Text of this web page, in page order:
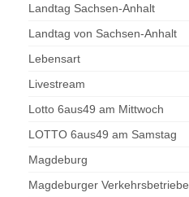
Landtag Sachsen-Anhalt
Landtag von Sachsen-Anhalt
Lebensart
Livestream
Lotto 6aus49 am Mittwoch
LOTTO 6aus49 am Samstag
Magdeburg
Magdeburger Verkehrsbetriebe